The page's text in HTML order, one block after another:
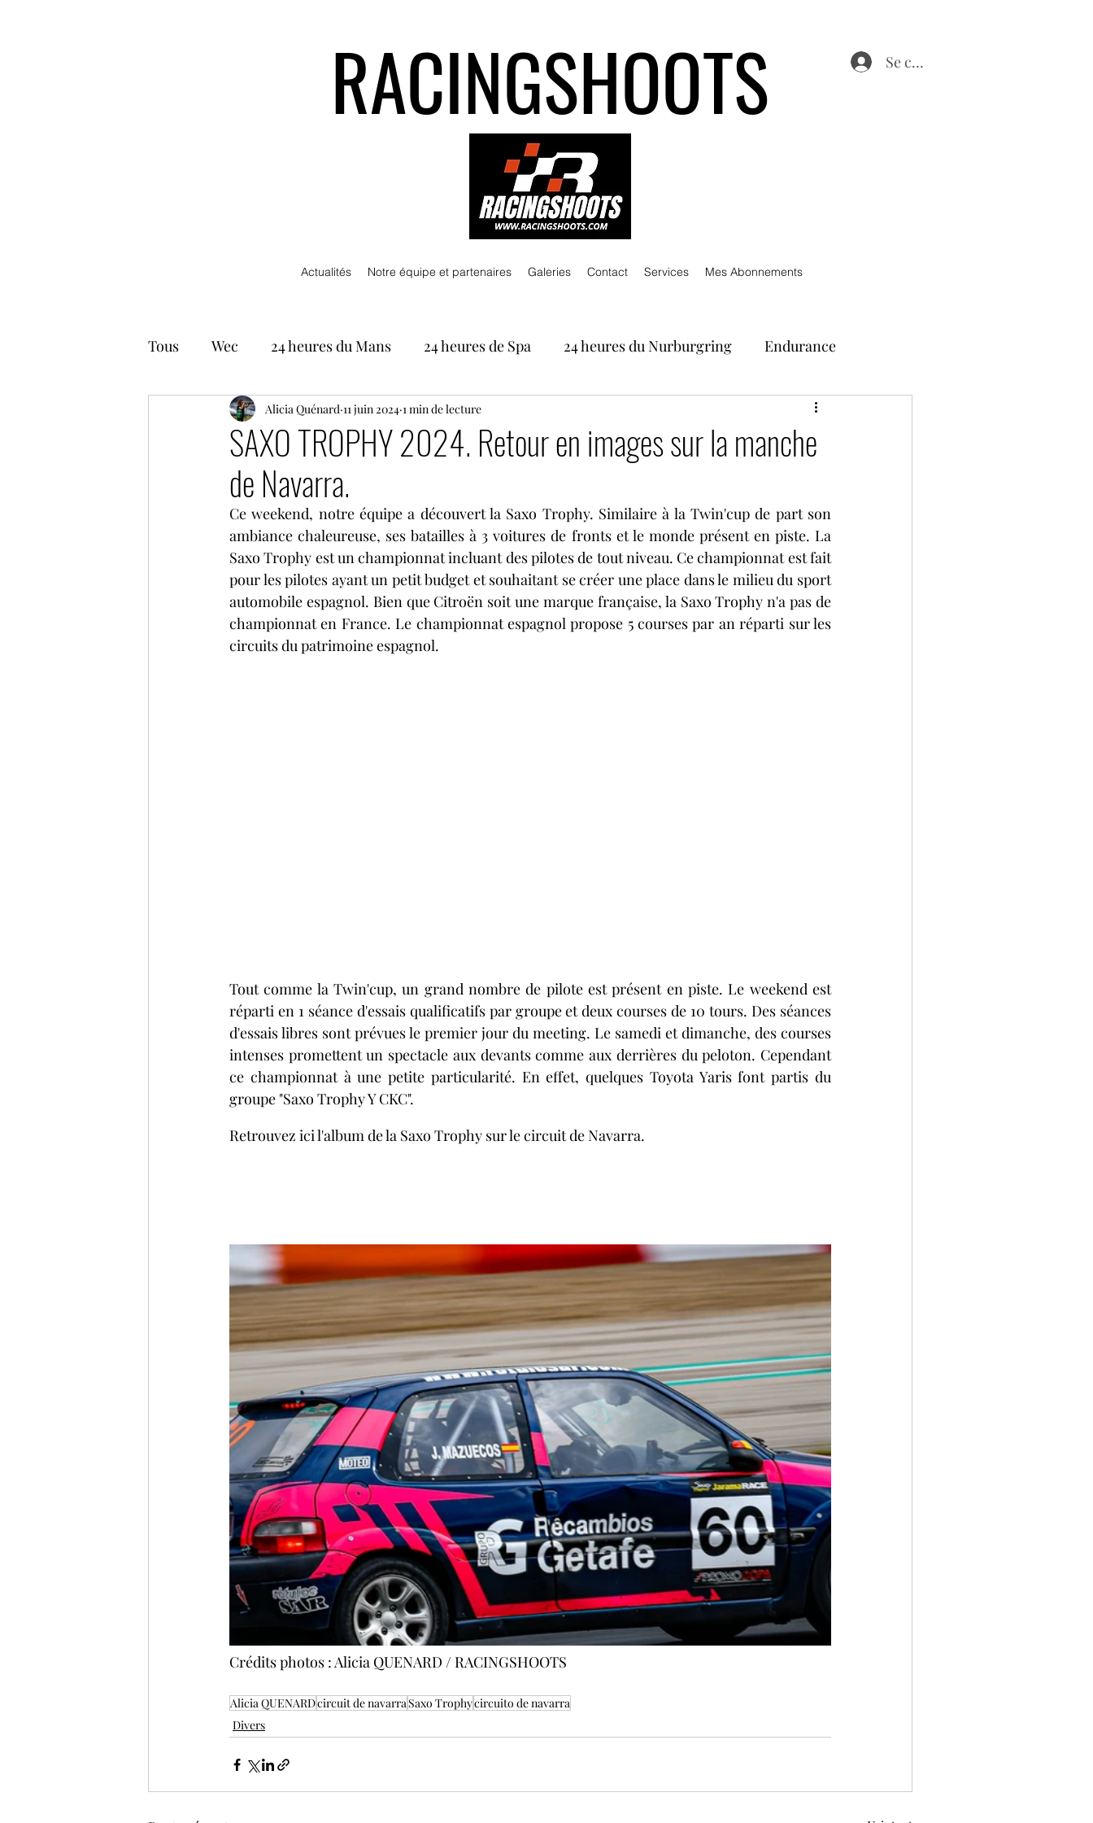
RACINGSHOOTS
Actualités Notre équipe et partenaires Galeries Contact Services Mes Abonnements
Se connecter
Tous Wec 24 heures du Mans 24 heures de Spa 24 heures du Nurburgring Endurance
F1 Moto GP 24 heures du Mans motos Divers
Coupe de France des circuits
GP historique de Monaco Coupes de Pâques Nogaro TTE Superbike Bol d'Or Camions
GT World Challenge Lamborghini Super Trofeo Open Formula Series 2 tours d'horloge
SAXO TROPHY 2024. Retour en images sur la manche
de Navarra.
Alicia Quénard 11 juin 2024 1 min de lecture
Ce weekend, notre équipe a découvert la Saxo Trophy. Similaire à la Twin'cup de part son
ambiance chaleureuse, ses batailles à 3 voitures de fronts et le monde présent en piste. La
Saxo Trophy est un championnat incluant des pilotes de tout niveau. Ce championnat est fait
pour les pilotes ayant un petit budget et souhaitant se créer une place dans le milieu du sport
automobile espagnol. Bien que Citroën soit une marque française, la Saxo Trophy n'a pas de
championnat en France. Le championnat espagnol propose 5 courses par an réparti sur les
circuits du patrimoine espagnol.
Tout comme la Twin'cup, un grand nombre de pilote est présent en piste. Le weekend est
réparti en 1 séance d'essais qualificatifs par groupe et deux courses de 10 tours. Des séances
d'essais libres sont prévues le premier jour du meeting. Le samedi et dimanche, des courses
intenses promettent un spectacle aux devants comme aux derrières du peloton. Cependant
ce championnat à une petite particularité. En effet, quelques Toyota Yaris font partis du
groupe "Saxo Trophy Y CKC".
Retrouvez ici l'album de la Saxo Trophy sur le circuit de Navarra.
Crédits photos : Alicia QUENARD / RACINGSHOOTS
Alicia QUENARDcircuit de navarraSaxo Trophycircuito de navarra
Divers